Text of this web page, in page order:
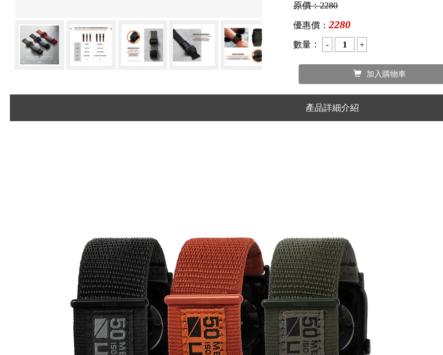
原價：2280
優惠價：2280
數量：
加入購物車
產品詳細介紹